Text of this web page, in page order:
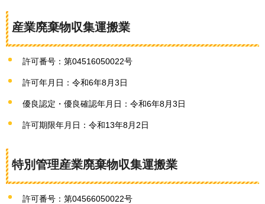
産業廃棄物収集運搬業
許可番号：第04516050022号
許可年月日：令和6年8月3日
優良認定・優良確認年月日：令和6年8月3日
許可期限年月日：令和13年8月2日
特別管理産業廃棄物収集運搬業
許可番号：第04566050022号